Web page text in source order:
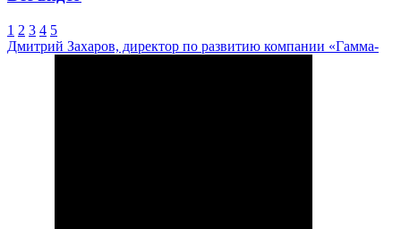
1 2 3 4 5
Дмитрий Захаров, директор по развитию компании «Гамма-